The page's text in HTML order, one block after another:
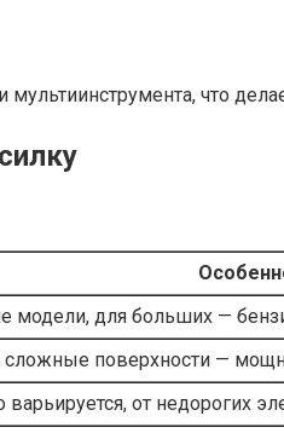
что
модели, для больших —
сложные поверхности —
от недорогих